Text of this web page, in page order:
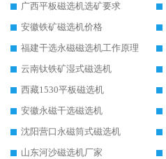
广西平板磁选机选矿要求
安徽铁矿磁选机价格
福建干选永磁磁选机工作原理
云南钛铁矿湿式磁选机
西藏1530平板磁选机
安徽永磁干选磁选机
沈阳营口永磁筒式磁选机
山东河沙磁选机厂家